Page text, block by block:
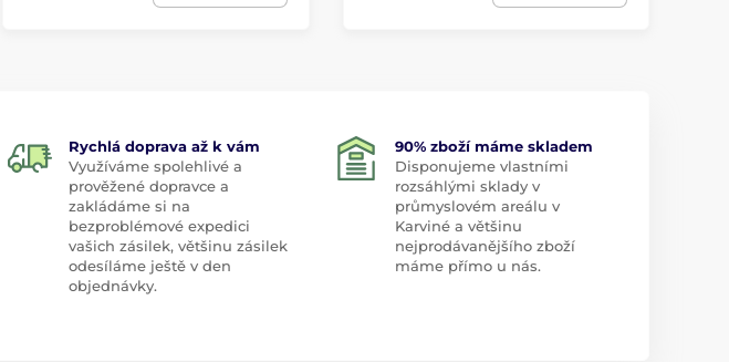
Rychlá doprava až k vám
Využíváme spolehlivé a
prověžené dopravce a
zakládáme si na
bezproblémové expedici
vašich zásilek, většinu zásilek
odesíláme ještě v den
objednávky.
90% zboží máme skladem
Disponujeme vlastními
rozsáhlými sklady v
průmyslovém areálu v
Karviné a většinu
nejprodávanějšího zboží
máme přímo u nás.